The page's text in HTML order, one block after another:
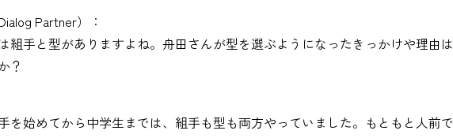
Partner）：
組手と型がありますよね。舟田さんが型を選ぶようになったきっかけや理由
？
を始めてから中学生までは、組手も型も両方やっていました。もともと人前